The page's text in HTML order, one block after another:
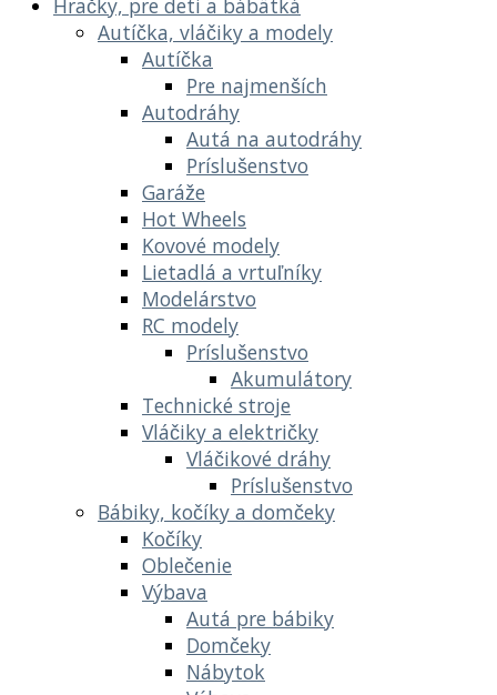
Hračky, pre deti a bábätká
Autíčka, vláčiky a modely
Autíčka
Pre najmenších
Autodráhy
Autá na autodráhy
Príslušenstvo
Garáže
Hot Wheels
Kovové modely
Lietadlá a vrtuľníky
Modelárstvo
RC modely
Príslušenstvo
Akumulátory
Technické stroje
Vláčiky a električky
Vláčikové dráhy
Príslušenstvo
Bábiky, kočíky a domčeky
Kočíky
Oblečenie
Výbava
Autá pre bábiky
Domčeky
Nábytok